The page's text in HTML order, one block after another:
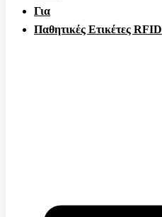
Για
Παθητικές Ετικέτες RFID